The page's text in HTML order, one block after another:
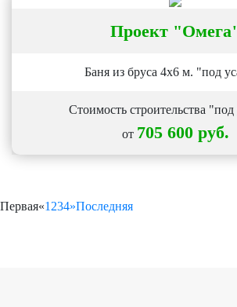
Проект
Баня из бруса 4х6 м. "под
Стоимость строительства "под
от 705 600 руб.
Первая«1 234»Последняя